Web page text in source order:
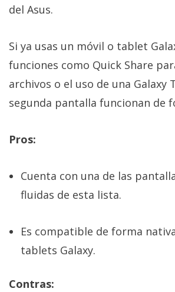
del Asus.
Si ya usas un móvil o tablet
funciones como Quick Share
archivos o el uso de una Galaxy
segunda pantalla funcionan de
Pros:
Cuenta con una de las
fluidas de esta lista.
Es compatible de forma
tablets Galaxy.
Contras: